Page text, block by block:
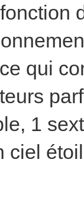
qui
1
ciel